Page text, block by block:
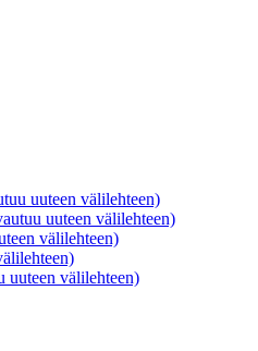
uuteen välilehteen)
uuteen välilehteen)
välilehteen)
uuteen välilehteen)